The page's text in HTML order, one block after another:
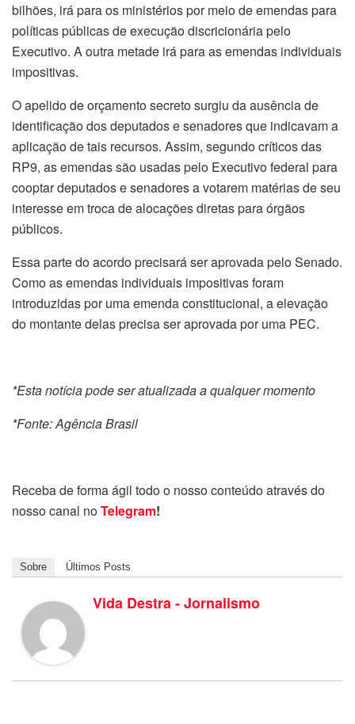
bilhões, irá para os ministérios por meio de emendas para
políticas públicas de execução discricionária pelo
Executivo. A outra metade irá para as emendas individuais
impositivas.
O apelido de orçamento secreto surgiu da ausência de
identificação dos deputados e senadores que indicavam a
aplicação de tais recursos. Assim, segundo críticos das
RP9, as emendas são usadas pelo Executivo federal para
cooptar deputados e senadores a votarem matérias de seu
interesse em troca de alocações diretas para órgãos
públicos.
Essa parte do acordo precisará ser aprovada pelo Senado.
Como as emendas individuais impositivas foram
introduzidas por uma emenda constitucional, a elevação
do montante delas precisa ser aprovada por uma PEC.
*Esta notícia pode ser atualizada a qualquer momento
*Fonte: Agência Brasil
Receba de forma ágil todo o nosso conteúdo através do
nosso canal noTelegram!
Sobre Últimos Posts
Vida Destra - Jornalismo